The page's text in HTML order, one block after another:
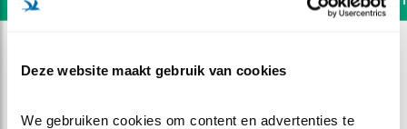
Deze website maakt gebruik van cookies
We gebruiken cookies om content en advertenties te